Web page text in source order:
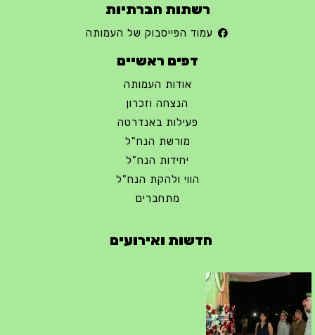
רשתות חברתיות
עמוד הפייסבוק של העמותה
דפים ראשיים
אודות העמותה
הנצחה וזכרון
פעילות באנדרטה
מורשת הנח"ל
יחידות הנח"ל
הווי ולהקת הנח"ל
מתחברים
חדשות ואירועים